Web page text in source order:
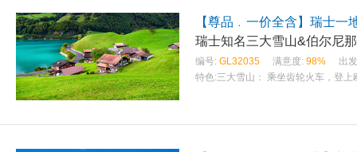
【尊品﹒一价全含】瑞士一
瑞士知名三大雪山&伯尔尼
编号: GL32035 满意度: 98%
出
特色:三大雪山： 乘坐齿轮火车，登